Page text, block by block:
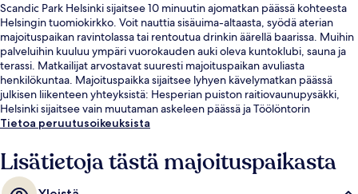
Scandic Park Helsinki sijaitsee 10 minuutin ajomatkan päässä kohteesta
Helsingin tuomiokirkko. Voit nauttia sisäuima-altaasta, syödä aterian
majoituspaikan ravintolassa tai rentoutua drinkin äärellä baarissa. Muihin
palveluihin kuuluu ympäri vuorokauden auki oleva kuntoklubi, sauna ja
terassi. Matkailijat arvostavat suuresti majoituspaikan avuliasta
henkilökuntaa. Majoituspaikka sijaitsee lyhyen kävelymatkan päässä
julkisen liikenteen yhteyksistä: Hesperian puiston raitiovaunupysäkki,
Helsinki sijaitsee vain muutaman askeleen päässä ja Töölöntorin
raitiovaunupysäkki, Helsinki sijaitsee 5 minuutin kävelymatkan päässä.
Tietoa peruutusoikeuksista
Lisätietoja tästä majoituspaikasta